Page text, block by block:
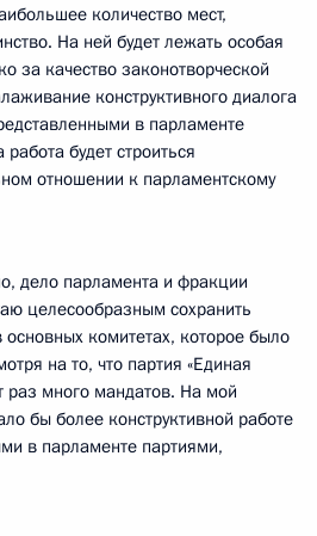
количество мест,
На ней будет лежать особая
за качество законотворческой
конструктивного диалога
в парламенте
будет строиться
отношении к парламентскому
дело парламента и фракции
целесообразным сохранить
комитетах, которое было
на то, что партия «Единая
раз много мандатов. На мой
бы более конструктивной работе
в парламенте партиями,